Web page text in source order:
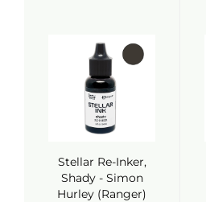
Stellar Re-Inker,
Shady - Simon
Hurley (Ranger)